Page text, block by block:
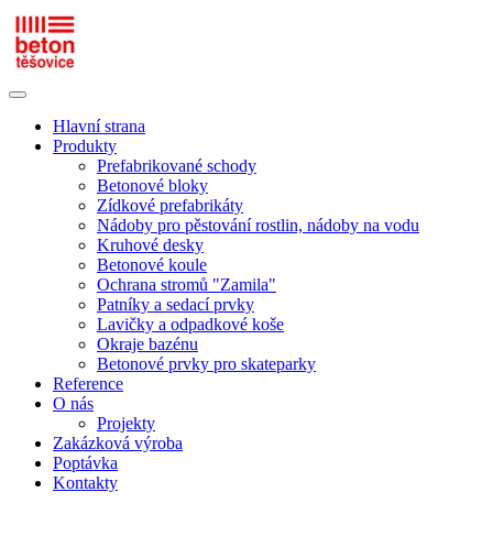
Hlavní strana
Produkty
Prefabrikované schody
Betonové bloky
Zídkové prefabrikáty
Nádoby pro pěstování rostlin, nádoby na vodu
Kruhové desky
Betonové koule
Ochrana stromů "Zamila"
Patníky a sedací prvky
Lavičky a odpadkové koše
Okraje bazénu
Betonové prvky pro skateparky
Reference
O nás
Projekty
Zakázková výroba
Poptávka
Kontakty